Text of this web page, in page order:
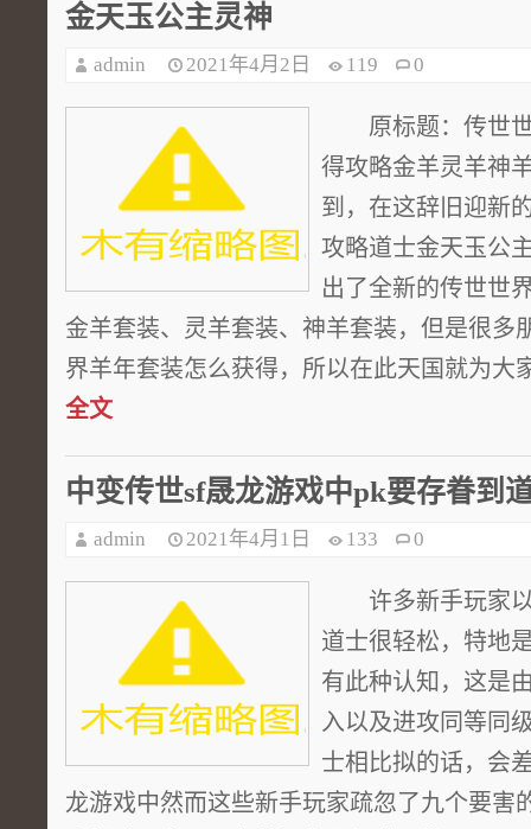
金天玉公主灵神
admin 2021年4月2日 119 0
原标题：传世世
得攻略金羊灵羊神
到，在这辞旧迎新
攻略道士金天玉公
出了全新的传世世
金羊套装、灵羊套装、神羊套装，但是很多
界羊年套装怎么获得，所以在此天国就为大
全文
中变传世sf晟龙游戏中pk要存眷到
admin 2021年4月1日 133 0
许多新手玩家以
道士很轻松，特地
有此种认知，这是
入以及进攻同等同
士相比拟的话，会
龙游戏中然而这些新手玩家疏忽了九个要害